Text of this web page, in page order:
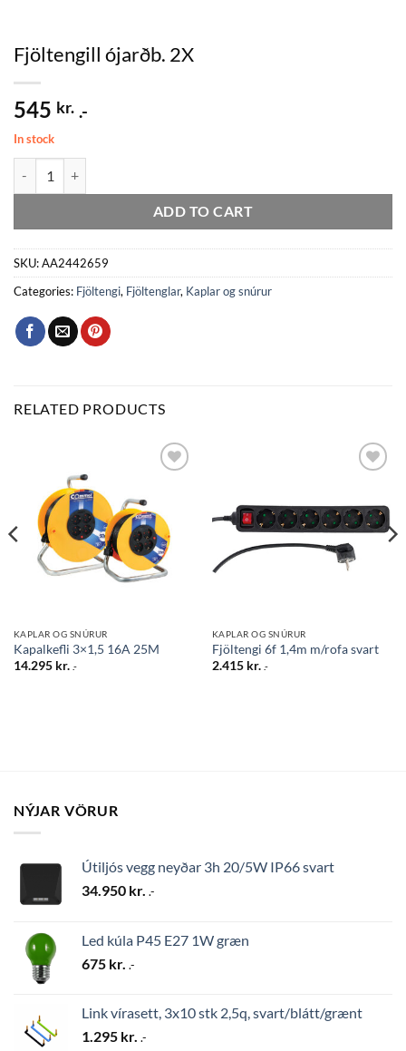
Fjöltengill ójarðb. 2X
545 kr. .-
In stock
ADD TO CART
SKU:AA2442659
Categories: Fjöltengi, Fjöltenglar, Kaplar og snúrur
RELATED PRODUCTS
óskalista
KAPLAR OG SNÚRUR
Kapalkefli 3×1,5 16A 25M
14.295 kr. .-
óskalista
KAPLAR OG SNÚRUR
Fjöltengi 6f 1,4m m/rofa svart
2.415 kr. .-
NÝJAR VÖRUR
Útiljós vegg neyðar 3h 20/5W IP66 svart
34.950 kr. .-
Led kúla P45 E27 1W græn
675 kr. .-
Link vírasett, 3x10 stk 2,5q, svart/blátt/grænt
1.295 kr. .-